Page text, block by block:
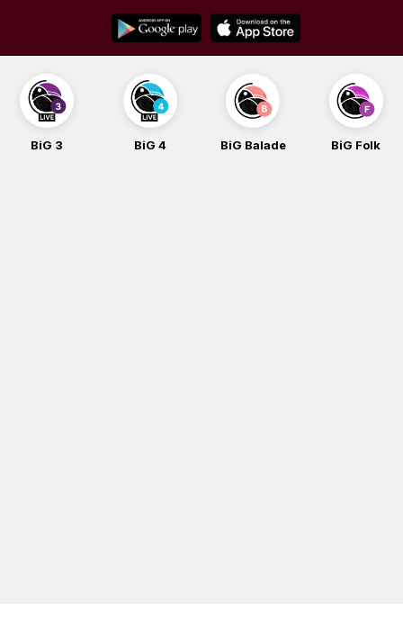
content
BiG 4 BiG Balade BiG Folk BiG iG